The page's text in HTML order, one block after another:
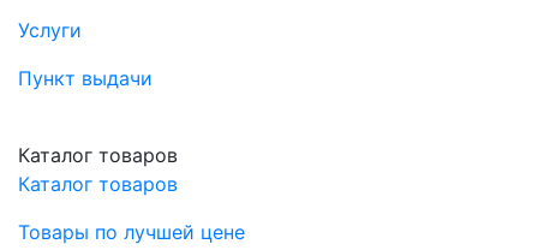
Услуги
Пункт выдачи
Каталог товаров
Каталог товаров
Товары по лучшей цене